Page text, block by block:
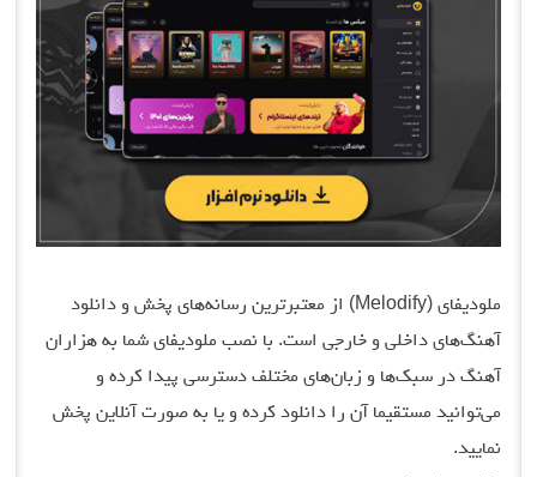
ملودیفای (Melodify) از معتبرترین رسانه‌های پخش و دانلود
آهنگ‌های داخلی و خارجی است. با نصب ملودیفای شما به هزاران
آهنگ در سبک‌ها و زبان‌های مختلف دسترسی پیدا کرده و
می‌توانید مستقیما آن را دانلود کرده و یا به صورت آنلاین پخش
نمایید.